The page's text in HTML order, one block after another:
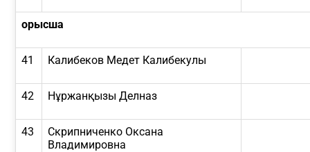
орысша
41 Калибеков Медет Калибекулы
42 Нұржанқызы Делназ
43
Скрипниченко Оксана
Владимировна